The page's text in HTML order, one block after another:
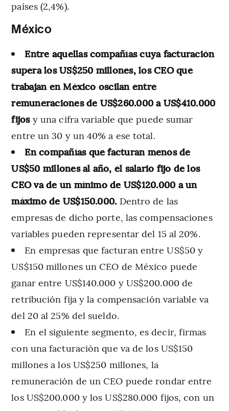
países (2,4%).
México
Entre aquellas compañías cuya facturación
supera los US$250 millones, los CEO que
trabajan en México oscilan entre
remuneraciones de US$260.000 a US$410.000
fijos y una cifra variable que puede sumar
entre un 30 y un 40% a ese total.
En compañías que facturan menos de
US$50 millones al año, el salario fijo de los
CEO va de un mínimo de US$120.000 a un
máximo de US$150.000. Dentro de las
empresas de dicho porte, las compensaciones
variables pueden representar del 15 al 20%.
En empresas que facturan entre US$50 y
US$150 millones un CEO de México puede
ganar entre US$140.000 y US$200.000 de
retribución fija y la compensación variable va
del 20 al 25% del sueldo.
En el siguiente segmento, es decir, firmas
con una facturación que va de los US$150
millones a los US$250 millones, la
remuneración de un CEO puede rondar entre
los US$200.000 y los US$280.000 fijos, con un